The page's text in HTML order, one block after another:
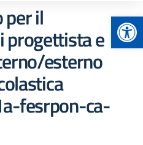
per il
progettista e
esterno
fesrpon-ca-